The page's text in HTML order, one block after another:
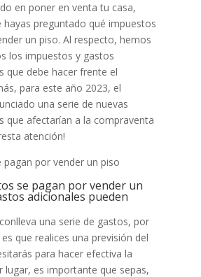
en poner en venta tu casa,
hayas preguntado qué impuestos
un piso. Al respecto, hemos
los impuestos y gastos
que debe hacer frente el
para este año 2023, el
una serie de nuevas
que afectarían a la compraventa
atención!
se pagan por vender un
adicionales pueden
una serie de gastos, por
que realices una previsión del
para hacer efectiva la
lugar, es importante que sepas,